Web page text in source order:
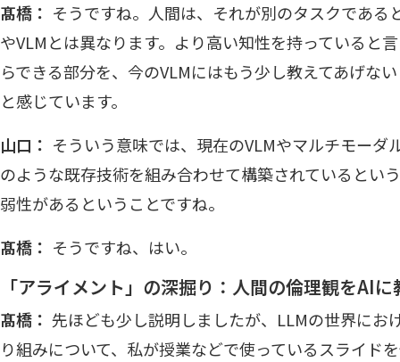
髙橋： そうですね。人間は、それが別のタスクである
やVLMとは異なります。より高い知性を持っていると
らできる部分を、今のVLMにはもう少し教えてあげな
と感じています。
山口： そういう意味では、現在のVLMやマルチモーダ
のような既存技術を組み合わせて構築されているとい
弱性があるということですね。
髙橋： そうですね、はい。
「アライメント」の深掘り：人間の倫理観をAI
髙橋： 先ほども少し説明しましたが、LLMの世界にお
り組みについて、私が授業などで使っているスライド